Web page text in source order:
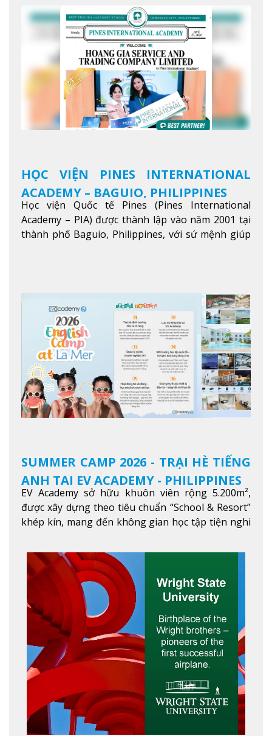
HỌC VIỆN PINES INTERNATIONAL
ACADEMY – BAGUIO, PHILIPPINES
Học viện Quốc tế Pines (Pines International
Academy – PIA) được thành lập vào năm 2001 tại
thành phố Baguio, Philippines, với sứ mệnh giúp
SUMMER CAMP 2026 - TRẠI HÈ TIẾNG
ANH TẠI EV ACADEMY - PHILIPPINES
EV Academy sở hữu khuôn viên rộng 5.200m²,
được xây dựng theo tiêu chuẩn “School & Resort”
khép kín, mang đến không gian học tập tiện nghi
ích hiện đạXem thêm